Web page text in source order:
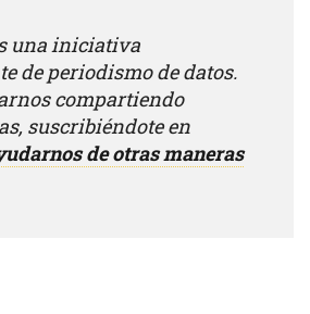
una iniciativa
de periodismo de datos.
compartiendo
suscribiéndote en
de otras maneras